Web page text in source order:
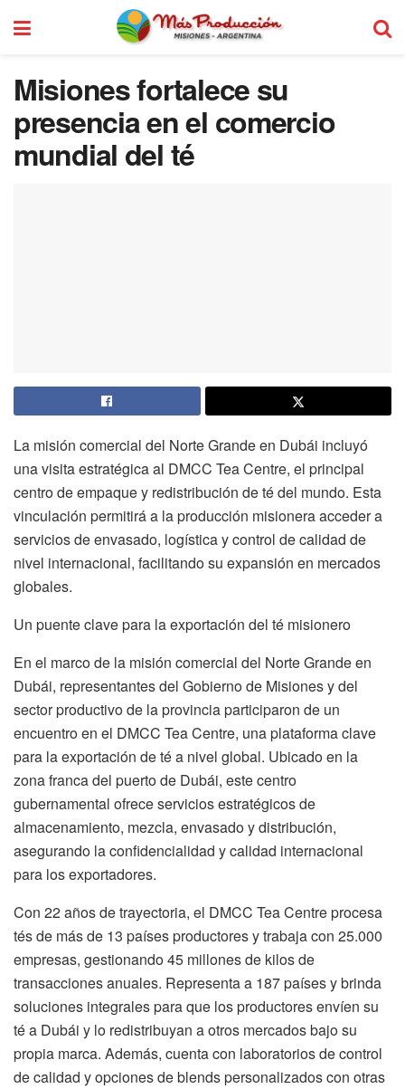
Misiones fortalece su
presencia en el comercio
mundial del té
La misión comercial del Norte Grande en Dubái incluyó
una visita estratégica al DMCC Tea Centre, el principal
centro de empaque y redistribución de té del mundo. Esta
vinculación permitirá a la producción misionera acceder a
servicios de envasado, logística y control de calidad de
nivel internacional, facilitando su expansión en mercados
globales.
Un puente clave para la exportación del té misionero
En el marco de la misión comercial del Norte Grande en
Dubái, representantes del Gobierno de Misiones y del
sector productivo de la provincia participaron de un
encuentro en el DMCC Tea Centre, una plataforma clave
para la exportación de té a nivel global. Ubicado en la
zona franca del puerto de Dubái, este centro
gubernamental ofrece servicios estratégicos de
almacenamiento, mezcla, envasado y distribución,
asegurando la confidencialidad y calidad internacional
para los exportadores.
Con 22 años de trayectoria, el DMCC Tea Centre procesa
tés de más de 13 países productores y trabaja con 25.000
empresas, gestionando 45 millones de kilos de
transacciones anuales. Representa a 187 países y brinda
soluciones integrales para que los productores envíen su
té a Dubái y lo redistribuyan a otros mercados bajo su
propia marca. Además, cuenta con laboratorios de control
de calidad y opciones de blends personalizados con otras